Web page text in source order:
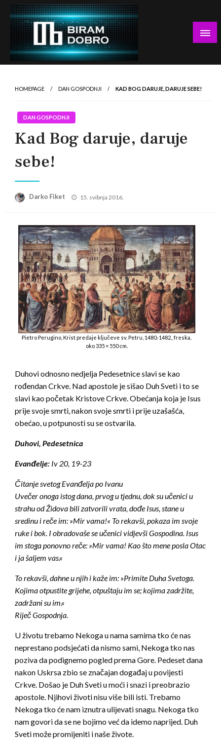
Skip
content
… jer BUDUĆNOST nema drugo IME!
HOMEPAGE DAN GOSPODNJI KAD BOG DARUJE, DARUJE SEBE!
DAN GOSPODNJI
Kad Bog daruje, daruje
sebe!
Darko Fiket
Posted
15. svibnja 2016.
Pietro Perugino, Krist predaje ključeve sv. Petru, 1480.-1482., freska,
oko 335 × 550 cm.
Duhovi odnosno nedjelja Pedesetnice slavi se kao
rođendan Crkve. Nad apostole je sišao Duh Sveti i to se
slavi kao početak Kristove Crkve. Obećanja koja je Isus
prije svoje smrti, nakon svoje smrti i prije uzašašća,
obećao, u potpunosti su se ostvarila.
Duhovi, Pedesetnica
Evanđelje: Iv 20, 19-23
Čitanje svetog Evanđelja po Ivanu
Uvečer onoga istog dana, prvog u tjednu, dok su učenici u
strahu od Židova bili zatvorili vrata, dođe Isus, stane u
sredinu i reče im: »Mir vama!« To rekavši, pokaza im svoje
ruke i bok. I obradovaše se učenici vidjevši Gospodina. Isus
im stoga ponovno reče: »Mir vama! Kao što mene posla Otac
i ja šaljem vas.«
To rekavši, dahne u njih i kaže im: »Primite Duha Svetoga.
Kojima otpustite grijehe, otpuštaju im se; kojima zadržite,
zadržani su im.«
Riječ Gospodnja.
U životu trebamo Nekoga u nama samima tko će nas
neprestano podsjećati da nismo sami, Nekoga tko nas
poziva da podignemo pogled prema Gore. Pedeset dana
nakon Uskrsa zbio se značajan događaj u povijesti
Crkve. Došao je Duh Sveti u moći i snazi i preobrazio
apostole. Njihovi životi nisu više bili isti. Trebamo
Nekoga tko će nam iznutra ulijevati snagu. Nekoga tko
nam govori da se ne bojimo već da idemo naprijed. Duh
Sveti može promijeniti i naše živote.